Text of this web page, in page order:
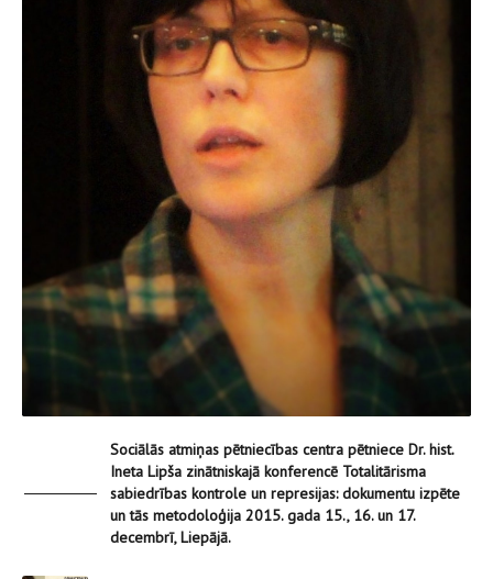
Sociālās atmiņas pētniecības centra pētniece Dr. hist.
Ineta Lipša zinātniskajā konferencē Totalitārisma
sabiedrības kontrole un represijas: dokumentu izpēte
un tās metodoloģija 2015. gada 15., 16. un 17.
decembrī, Liepājā.